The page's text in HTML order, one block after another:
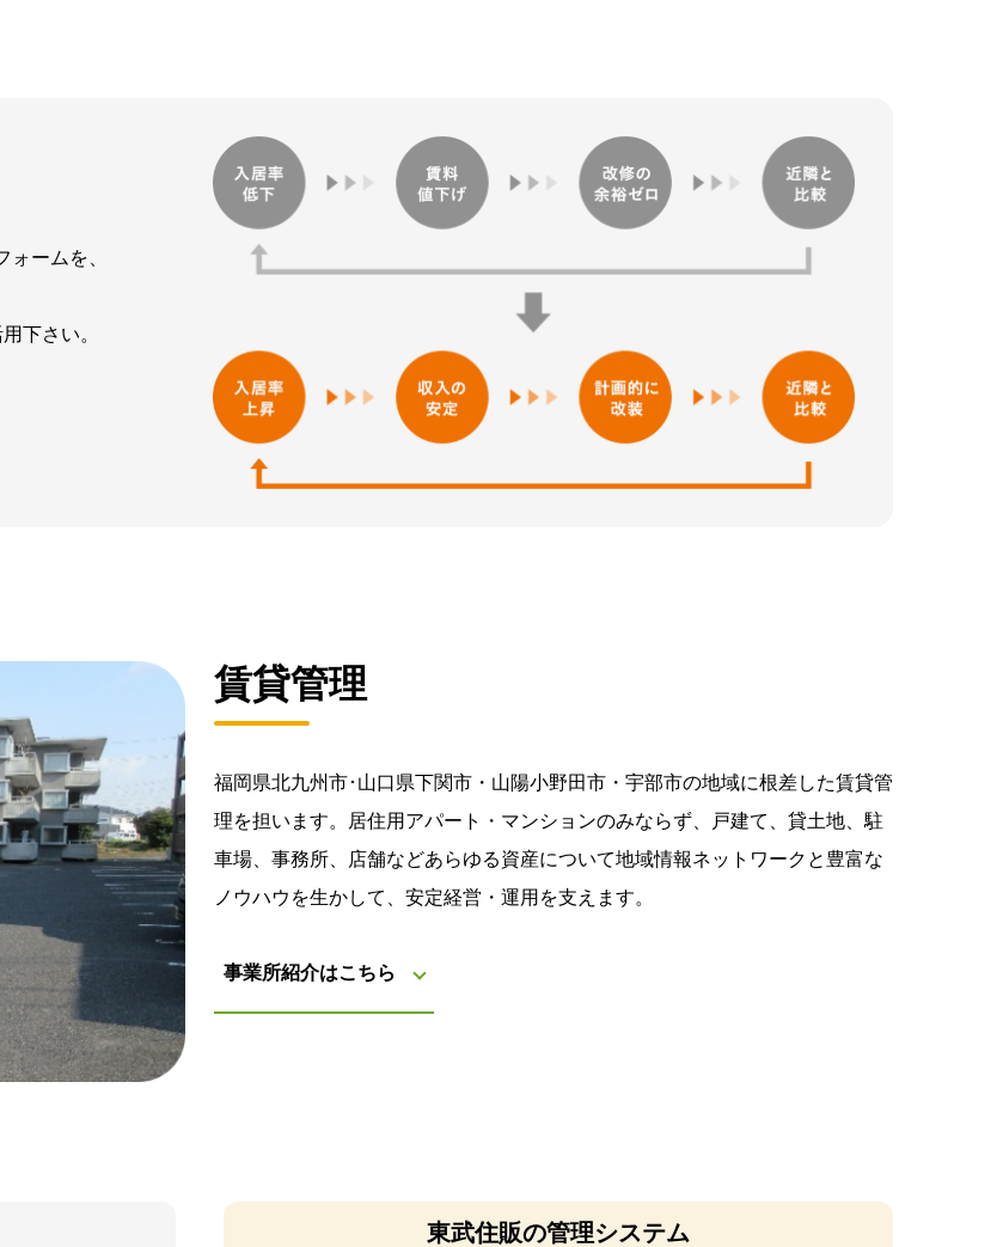
ームを、
下さい。
賃貸管理
福岡県北九州市･山口県下関市・山陽小野田市・宇部市の地域に根差した賃貸管
理を担います。居住用アパート・マンションのみならず、戸建て、貸土地、駐
車場、事務所、店舗などあらゆる資産について地域情報ネットワークと豊富な
ノウハウを生かして、安定経営・運用を支えます。
事業所紹介はこちら
東武住販の管理システム